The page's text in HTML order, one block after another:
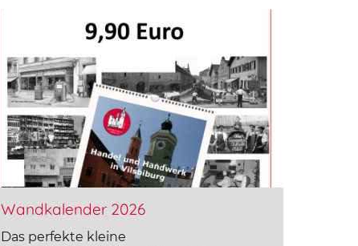
Wandkalender 2026
Das perfekte kleine